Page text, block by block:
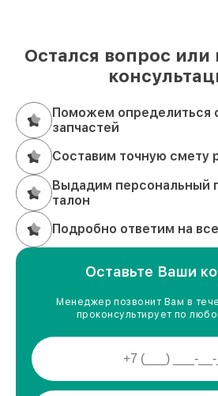
Остался вопрос
Поможем определиться
запчастей
Составим точную смету
Выдадим персональный
талон
Подробно ответим на
Оставьте Ваши
Менеджер позвонит Вам в
проконсультирует по